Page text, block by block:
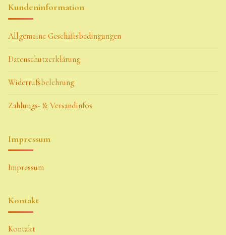
Kundeninformation
Allgemeine Geschäftsbedingungen
Datenschutzerklärung
Widerrufsbelehrung
Zahlungs- & Versandinfos
Impressum
Impressum
Kontakt
Kontakt